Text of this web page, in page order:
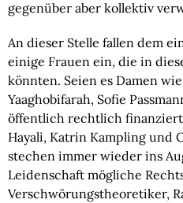
gegenüber aber kollektiv
An dieser Stelle fallen dem
einige Frauen ein, die in
könnten. Seien es Damen
Yaaghobifarah, Sofie
öffentlich rechtlich
Hayali, Katrin Kampling und
stechen immer wieder ins
Leidenschaft mögliche
Verschwörungstheoretiker,